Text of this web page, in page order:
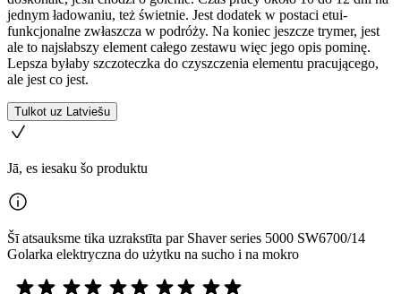
jednym ładowaniu, też świetnie. Jest dodatek w postaci etui-
funkcjonalne zwłaszcza w podróży. Na koniec jeszcze trymer, jest
ale to najsłabszy element całego zestawu więc jego opis pominę.
Lepsza byłaby szczoteczka do czyszczenia elementu pracującego,
ale jest co jest.
Tulkot uz Latviešu
Jā, es iesaku šo produktu
Šī atsauksme tika uzrakstīta par Shaver series 5000 SW6700/14
Golarka elektryczna do użytku na sucho i na mokro